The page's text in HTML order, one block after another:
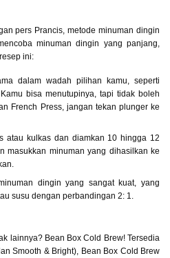
pers Prancis, metode minuman dingin
minuman dingin yang panjang,
ini:
dalam wadah pilihan kamu, seperti
bisa menutupinya, tapi tidak boleh
French Press, jangan tekan plunger ke
atau kulkas dan diamkan 10 hingga 12
masukkan minuman yang dihasilkan ke
dingin yang sangat kuat, yang
susu dengan perbandingan 2: 1.
lainnya? Bean Box Cold Brew! Tersedia
Smooth & Bright), Bean Box Cold Brew